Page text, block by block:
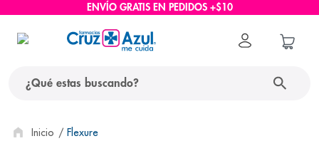
ENVÍO GRATIS EN PEDIDOS +$10
Flexure
términos más buscados